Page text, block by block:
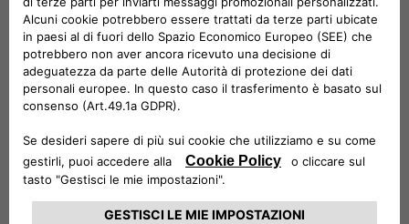
pubblica per tutti tre, anche domestica solo per Evo e Pro.
Per tutte le offerte è disponibile il finanziamento da parte di
FCA Bank senza alcun costo o onere finanziario per il cliente
e a interessi zero, finalizzato all’acquisto e all’installazione di
easyWallbox e easyCounter. La durata del finanziamento
coincide con la durata minima dell’abbonamento.
L’anticipata risoluzione dell’abbonamento, infatti, comporta
l’immediato pagamento dell’importo finanziato. In ogni caso